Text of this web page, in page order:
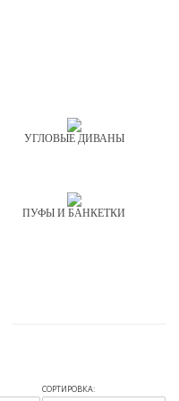
УГЛОВЫЕ ДИВАНЫ
ПУФЫ И БАНКЕТКИ
СОРТИРОВКА: